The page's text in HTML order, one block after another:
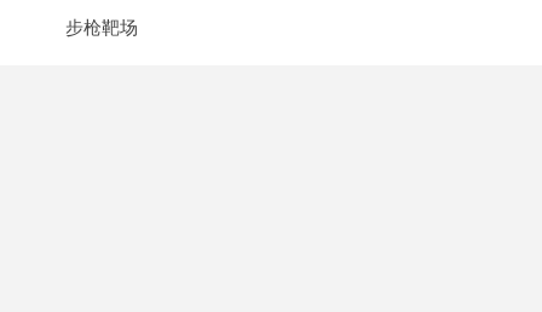
步枪靶场